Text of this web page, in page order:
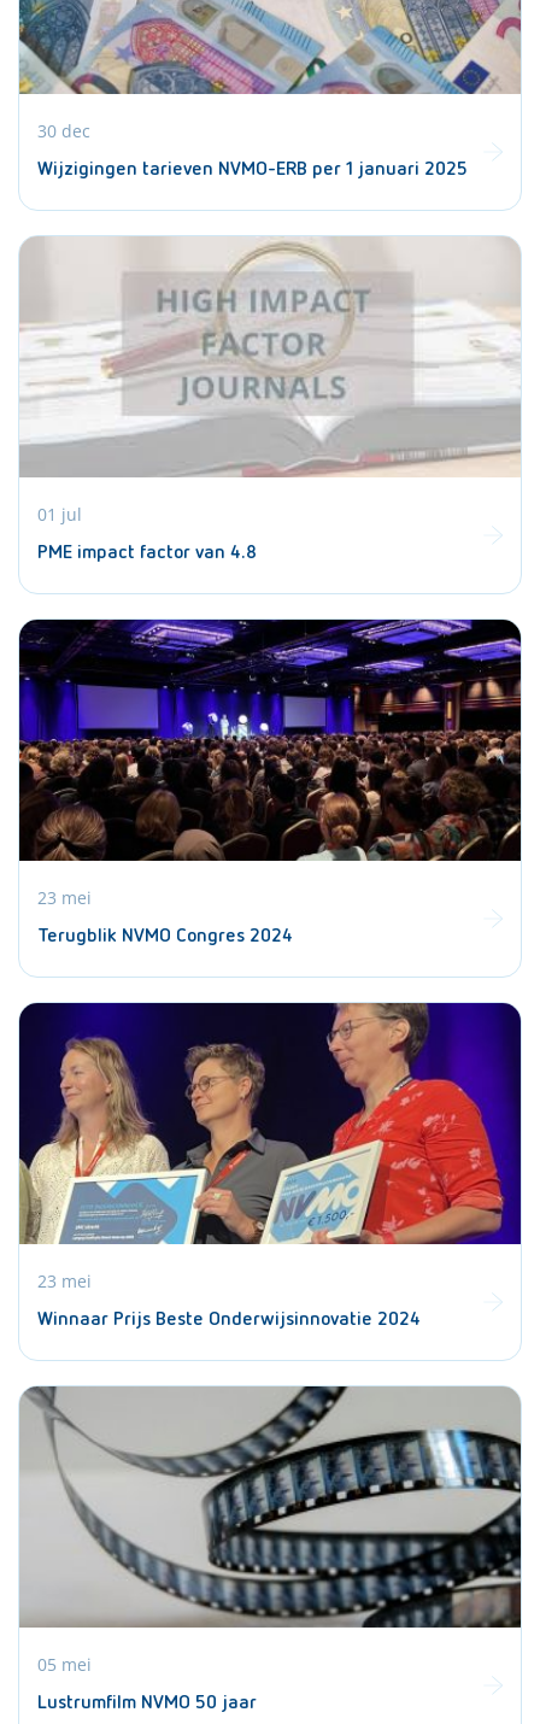
30 dec
Wijzigingen tarieven NVMO-ERB per 1 januari 2025
01 jul
PME impact factor van 4.8
23 mei
Terugblik NVMO Congres 2024
23 mei
Winnaar Prijs Beste Onderwijsinnovatie 2024
05 mei
Lustrumfilm NVMO 50 jaar